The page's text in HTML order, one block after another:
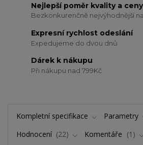
Nejlepší poměr kvality a ceny
Bezkonkurenčně nejvýhodnější
Expresní rychlost odeslání
Expedujeme do dvou dnů
Dárek k nákupu
Při nákupu nad 799Kč
Kompletní specifikace
Parametry
Hodnocení
22 Komentáře
1